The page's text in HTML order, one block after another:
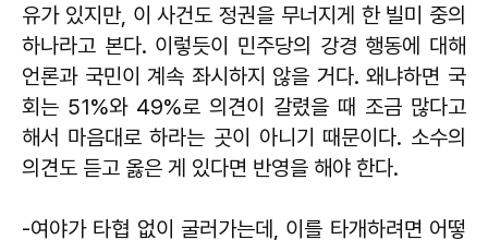
유가 있지만, 이 사건도 정권을 무너지게 한 빌미 중의
하나라고 본다. 이렇듯이 민주당의 강경 행동에 대해
언론과 국민이 계속 좌시하지 않을 거다. 왜냐하면 국
회는 51%와 49%로 의견이 갈렸을 때 조금 많다고
해서 마음대로 하라는 곳이 아니기 때문이다. 소수의
의견도 듣고 옳은 게 있다면 반영을 해야 한다.
-여야가 타협 없이 굴러가는데, 이를 타개하려면 어떻